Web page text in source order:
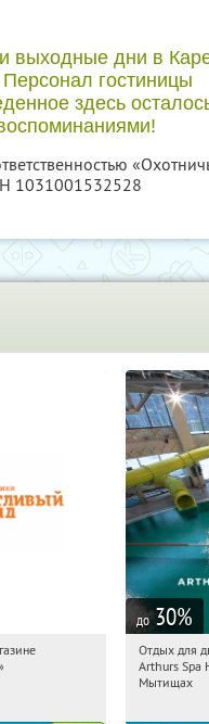
выходные дни в
гостиницы
здесь
1031001532528
Получи первым!
до 30%
17:38:08
Московская
Отдых для
Arthurs Spa
Мытищах